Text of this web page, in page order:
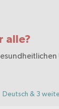
alle?
Deutsch & 3